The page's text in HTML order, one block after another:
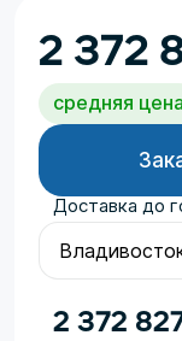
2 372
средняя цена
Доставка до
2 372